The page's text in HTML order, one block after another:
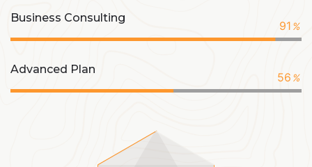
Business Consulting
91%
Advanced Plan
56%